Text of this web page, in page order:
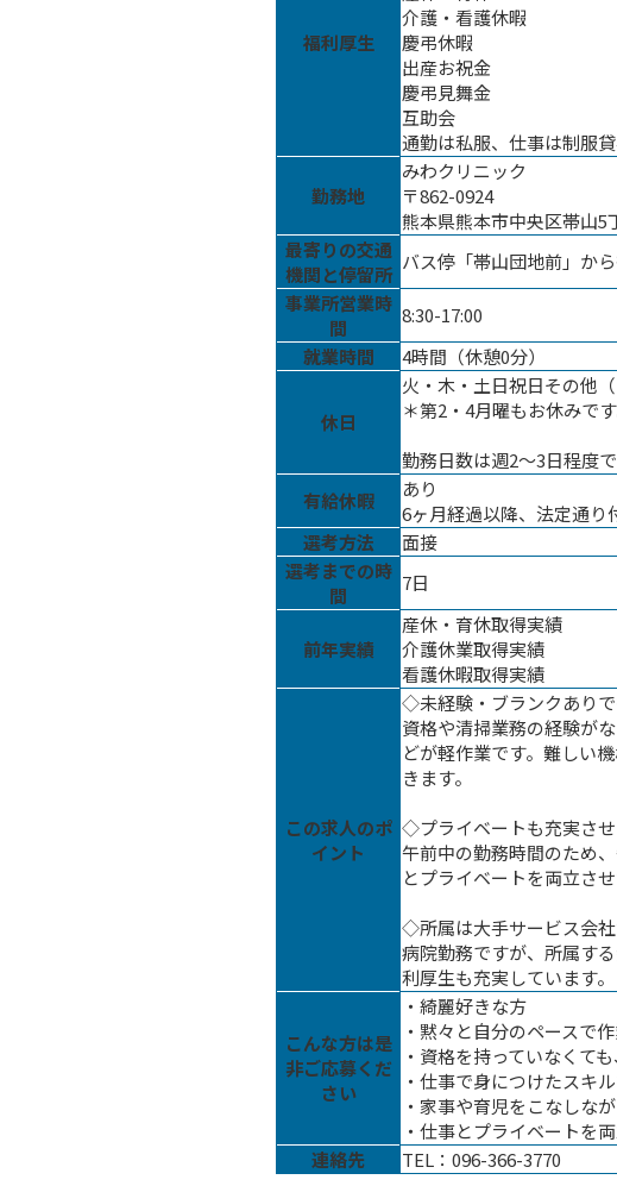
福利厚生
介護・看護休暇
慶弔休暇
出産お祝金
慶弔見舞金
互助会
通勤は私服、仕事は制服
勤務地
みわクリニック
〒862-0924
熊本県熊本市中央区帯山5
最寄りの交通
機関と停留所
バス停「帯山団地前」か
事業所営業時
間
8:30-17:00
就業時間
4時間（休憩0分）
休日
火・木・土日祝日その他（
＊第2・4月曜もお休みです
勤務日数は週2〜3日程度で
有給休暇
あり
6ヶ月経過以降、法定通り
選考方法
面接
選考までの時
間
7日
前年実績
産休・育休取得実績
介護休業取得実績
看護休暇取得実績
この求人のポ
イント
◇未経験・ブランクあり
資格や清掃業務の経験が
どが軽作業です。難しい
きます。
◇プライベートも充実さ
午前中の勤務時間のため
とプライベートを両立さ
◇所属は大手サービス会
病院勤務ですが、所属す
利厚生も充実しています。
こんな方は是
非ご応募くだ
さい
・綺麗好きな方
・黙々と自分のペースで
・資格を持っていなくて
・仕事で身につけたスキ
・家事や育児をこなしな
・仕事とプライベートを
連絡先
TEL：096-366-3770